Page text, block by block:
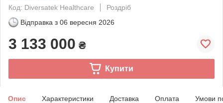
Код: Diversatek Healthcare
Роздріб
Відправка з 06 вересня 2026
3 133 000 ₴
Купити
Опис Характеристики Доставка Оплата Умови